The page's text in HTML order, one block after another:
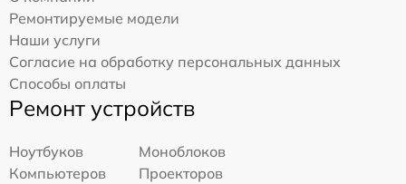
Ремонтируемые модели
Наши услуги
Согласие на обработку персональных данных
Способы оплаты
Ремонт устройств
Ноутбуков
Моноблоков
Компьютеров
Проекторов